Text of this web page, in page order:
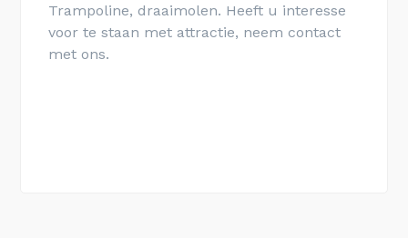
Trampoline, draaimolen. Heeft u interesse
voor te staan met attractie, neem contact
met ons.